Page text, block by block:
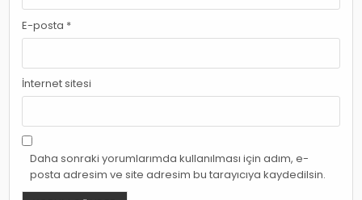
E-posta *
İnternet sitesi
Daha sonraki yorumlarımda kullanılması için adım, e-
posta adresim ve site adresim bu tarayıcıya kaydedilsin.